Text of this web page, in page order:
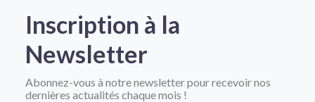
Inscription à la
Newsletter
Abonnez-vous à notre newsletter pour recevoir nos
dernières actualités chaque mois !